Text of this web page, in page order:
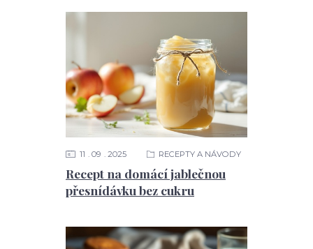
Recept na domácí jablečnou
přesnídávku bez cukru
11 09 2025 RECEPTY A NÁVODY